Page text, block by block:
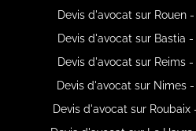
Devis d'avocat sur Rouen
Devis d'avocat sur Bastia
Devis d'avocat sur Reims
Devis d'avocat sur Nimes
Devis d'avocat sur